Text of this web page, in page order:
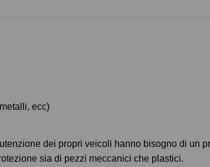
ecc)
dei propri veicoli hanno bisogno di un
sia di pezzi meccanici che plastici.